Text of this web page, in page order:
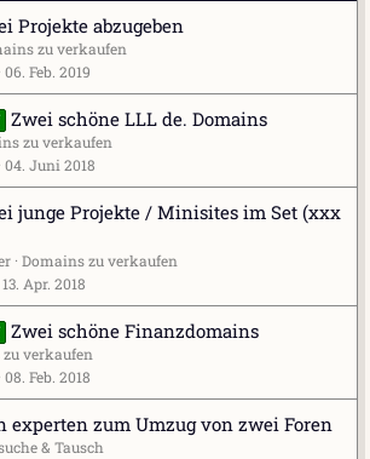
Projekte abzugeben
zu verkaufen
06. Feb. 2019
Zwei schöne LLL de. Domains
zu verkaufen
04. Juni 2018
junge Projekte / Minisites im Set (xxx
Domains zu verkaufen
13. Apr. 2018
Zwei schöne Finanzdomains
verkaufen
08. Feb. 2018
experten zum Umzug von zwei Foren
& Tausch